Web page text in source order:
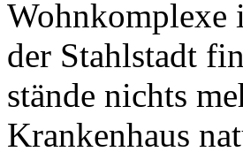
Wohnkomplexe
der Stahlstadt
stände nichts
Krankenhaus